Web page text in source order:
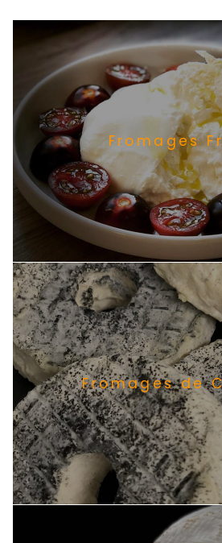
Fromages
Fromages de